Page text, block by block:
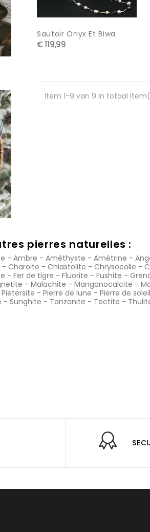
Sautoir Onyx Et Biwa
€ 119,99
Item 1-9 van 9 in totaal
pierres naturelles :
- Ambre - Améthyste - Amétrine -
- Charoïte - Chiastolite - Chrysocolle -
- Fer de tigre - Fluorite - Fushite -
- Malachite - Manganocalcite -
Pietersite - Pierre de lune - Pierre de soleil
- Sunghite - Tanzanite - Tectite -